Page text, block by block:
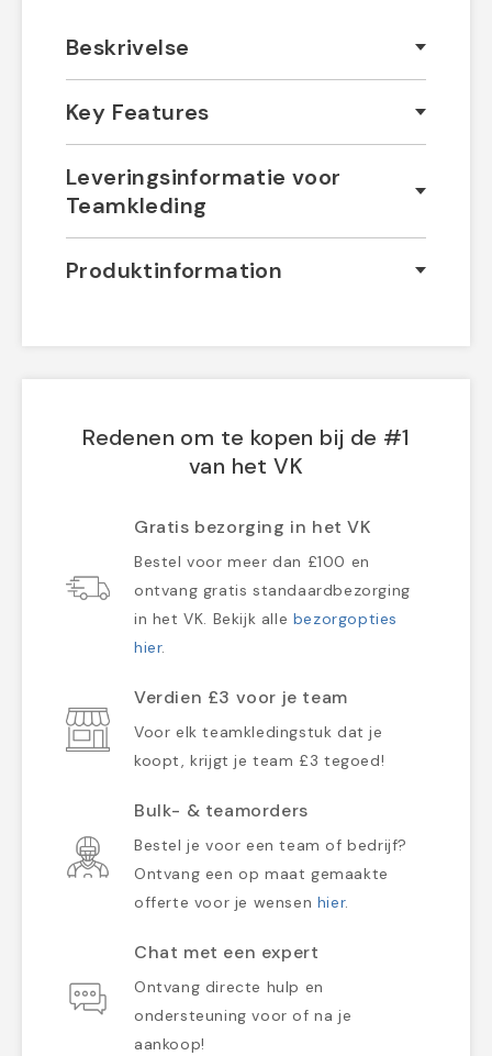
Beskrivelse
Key Features
Leveringsinformatie voor
Teamkleding
Produktinformation
Redenen om te kopen bij de #1
van het VK
Gratis bezorging in het VK
Bestel voor meer dan £100 en
ontvang gratis standaardbezorging
in het VK. Bekijk alle bezorgopties
hier.
Verdien £3 voor je team
Voor elk teamkledingstuk dat je
koopt, krijgt je team £3 tegoed!
Bulk- & teamorders
Bestel je voor een team of bedrijf?
Ontvang een op maat gemaakte
offerte voor je wensen hier.
Chat met een expert
Ontvang directe hulp en
ondersteuning voor of na je
aankoop!